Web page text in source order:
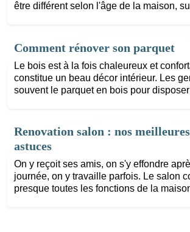
être différent selon l'âge de la maison,
Comment rénover son parquet
Le bois est à la fois chaleureux et
constitue un beau décor intérieur. Les
souvent le parquet en bois pour disposer
Renovation salon : nos
astuces
On y reçoit ses amis, on s'y effondre
journée, on y travaille parfois. Le salon
presque toutes les fonctions de la